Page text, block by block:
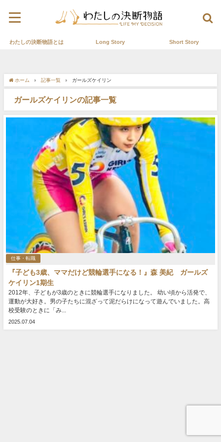
わたしの決断物語とは Long Story Short Story
ホーム 記事一覧 ガールズケイリン
ガールズケイリンの記事一覧
仕事・転職
『子ども3歳、ママだけど競輪選手になる！』森 美紀 ガールズ
ケイリン1期生
2012年、子どもが3歳のときに競輪選手になりました。 幼い頃から活発で、
運動が大好き。男の子たちに混ざって泥だらけになって遊んでいました。高
校受験のときに「み...
2025.07.04